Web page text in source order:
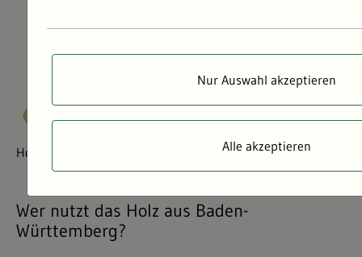
Holzverwendung in Baden-Württemberg im Jahr 2023.
Wer nutzt das Holz aus Baden-
Württemberg?
Nur Auswahl akzeptieren
Alle akzeptieren